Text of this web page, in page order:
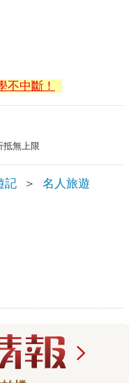
不中斷！
抵無上限
記 ＞ 名人旅遊